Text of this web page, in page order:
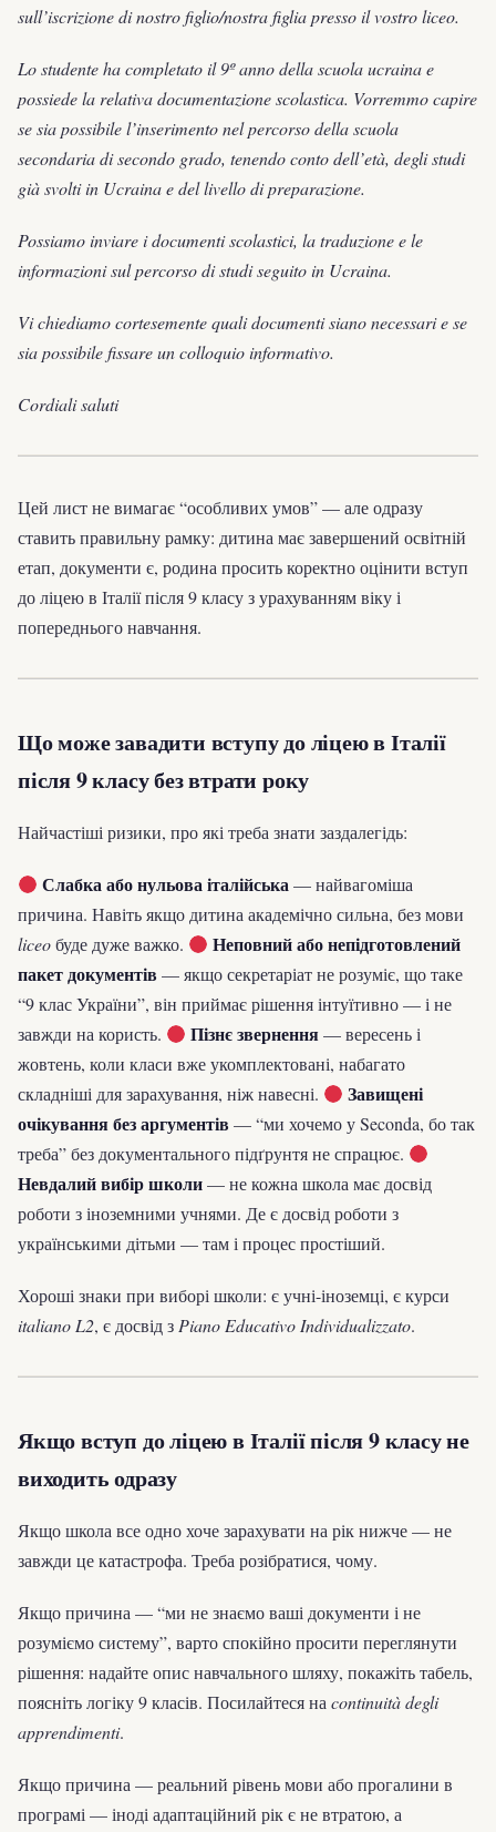
sull’iscrizione di nostro figlio/nostra figlia presso il vostro liceo.
Lo studente ha completato il 9º anno della scuola ucraina e
possiede la relativa documentazione scolastica. Vorremmo capire
se sia possibile l’inserimento nel percorso della scuola
secondaria di secondo grado, tenendo conto dell’età, degli studi
già svolti in Ucraina e del livello di preparazione.
Possiamo inviare i documenti scolastici, la traduzione e le
informazioni sul percorso di studi seguito in Ucraina.
Vi chiediamo cortesemente quali documenti siano necessari e se
sia possibile fissare un colloquio informativo.
Cordiali saluti
Цей лист не вимагає “особливих умов” — але одразу
ставить правильну рамку: дитина має завершений освітній
етап, документи є, родина просить коректно оцінити вступ
до ліцею в Італії після 9 класу з урахуванням віку і
попереднього навчання.
Що може завадити вступу до ліцею в Італії
після 9 класу без втрати року
Найчастіші ризики, про які треба знати заздалегідь:
Слабка або нульова італійська— найвагоміша
причина. Навіть якщо дитина академічно сильна, без мови
liceoбуде дуже важко.
Неповний або непідготовлений
пакет документів — якщо секретаріат не розуміє, що таке
“9 клас України”, він приймає рішення інтуїтивно — і не
завжди на користь.
Пізнє звернення— вересень і
жовтень, коли класи вже укомплектовані, набагато
складніші для зарахування, ніж навесні.
Завищені
очікування без аргументів — “ми хочемо у Seconda, бо так
треба” без документального підґрунтя не спрацює.
Невдалий вибір школи— не кожна школа має досвід
роботи з іноземними учнями. Де є досвід роботи з
українськими дітьми — там і процес простіший.
Хороші знаки при виборі школи: є учні-іноземці, є курси
italiano L2, є досвід з Piano Educativo Individualizzato.
Якщо вступ до ліцею в Італії після 9 класу не
виходить одразу
Якщо школа все одно хоче зарахувати на рік нижче — не
завжди це катастрофа. Треба розібратися, чому.
Якщо причина — “ми не знаємо ваші документи і не
розуміємо систему”, варто спокійно просити переглянути
рішення: надайте опис навчального шляху, покажіть табель,
поясніть логіку 9 класів. Посилайтеся на continuità degli
apprendimenti.
Якщо причина — реальний рівень мови або прогалини в
програмі — іноді адаптаційний рік є не втратою, а